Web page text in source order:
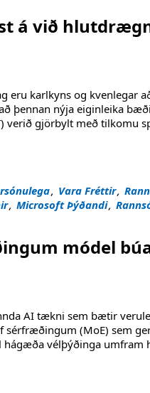
á við
eru karlkyns og kvenlegar
þennan nýja eiginleika
verið gjörbylt með tilkomu
í þýðingum"
, Vara Fréttir,
, Microsoft Þýðandi,
módel
AI tækni sem bætir
sérfræðingum (MoE) sem
vélþýðinga
í Translator"